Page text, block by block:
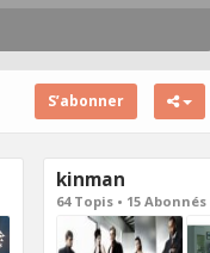
S’abonner
kinman
64 Topis • 15 Abonnés